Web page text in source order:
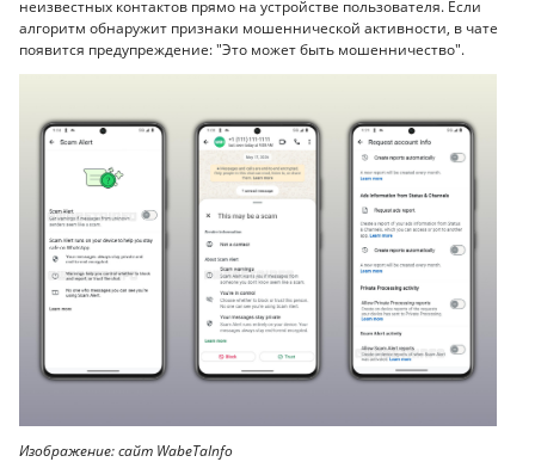
неизвестных контактов прямо на устройстве пользователя. Если
алгоритм обнаружит признаки мошеннической активности, в чате
появится предупреждение: "Это может быть мошенничество".
Изображение: сайт WabeTaInfo